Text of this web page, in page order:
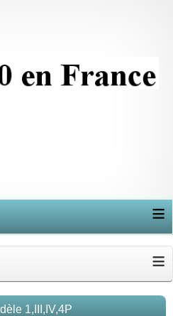
≡
≡
1,III,IV,4P